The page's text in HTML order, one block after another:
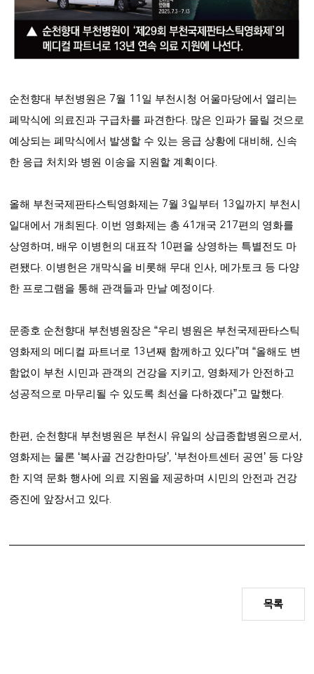
순천향대 부천병원은 7월 11 일 부천시청 어울마당에서 열리는
폐막식에 의료진과 구급차를 파견한다 많은 인파가 몰릴 것으로
예상되는 폐막식에서 발생할 수 있는 응급 상황에 대비해
신속
한 응급 처치와 병원 이송을 지원할 계획이다
올해 부천국제판타스틱영화제는 7월3일부터 13일까지 부천시
일대에서 개최된다 이번 영화제는 총41 개국 217편의 영화를
상영하며
,배우 이병헌의 대표작 10편을 상영하는 특별전도 마
련됐다 이병헌은 개막식을 비롯해 무대 인사 ,메가토크 등 다양
한 프로그램을 통해 관객들과 만날 예정이다
문종호 순천향대 부천병원장은“우리 병원은 부천국제판타스틱
영화제의 메디컬 파트너로 13년째 함께하고 있다”며“올해도 변
함없이 부천 시민과 관객의 건강을 지키고
영화제가 안전하고
성공적으로 마무리될 수 있도록 최선을 다하겠다”고 말했다
한편 순천향대 부천병원은 부천시 유일의 상급종합병원으로서
영화제는 물론 ‘복사골 건강한마당’, ‘부천아트센터 공연 ’ 등 다양
한 지역 문화 행사에 의료 지원을 제공하며 시민의 안전과 건강
증진에 앞장서고 있다
목록